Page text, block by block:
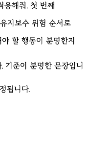
용해줘. 첫 번째
지보수 위험 순서로
할 행동이 분명한지
기준이 분명한 문장입니
됩니다.